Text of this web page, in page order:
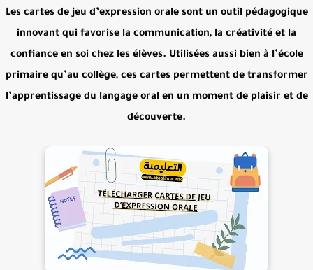
Les cartes de jeu d’expression oralesont un outil pédagogique
innovant qui favorise la communication, la créativité et la
confiance en soi chez les élèves. Utilisées aussi bien à l’école
primaire qu’au collège, ces cartes permettent de transformer
l’apprentissage du langage oral en un moment de plaisir et de
découverte.